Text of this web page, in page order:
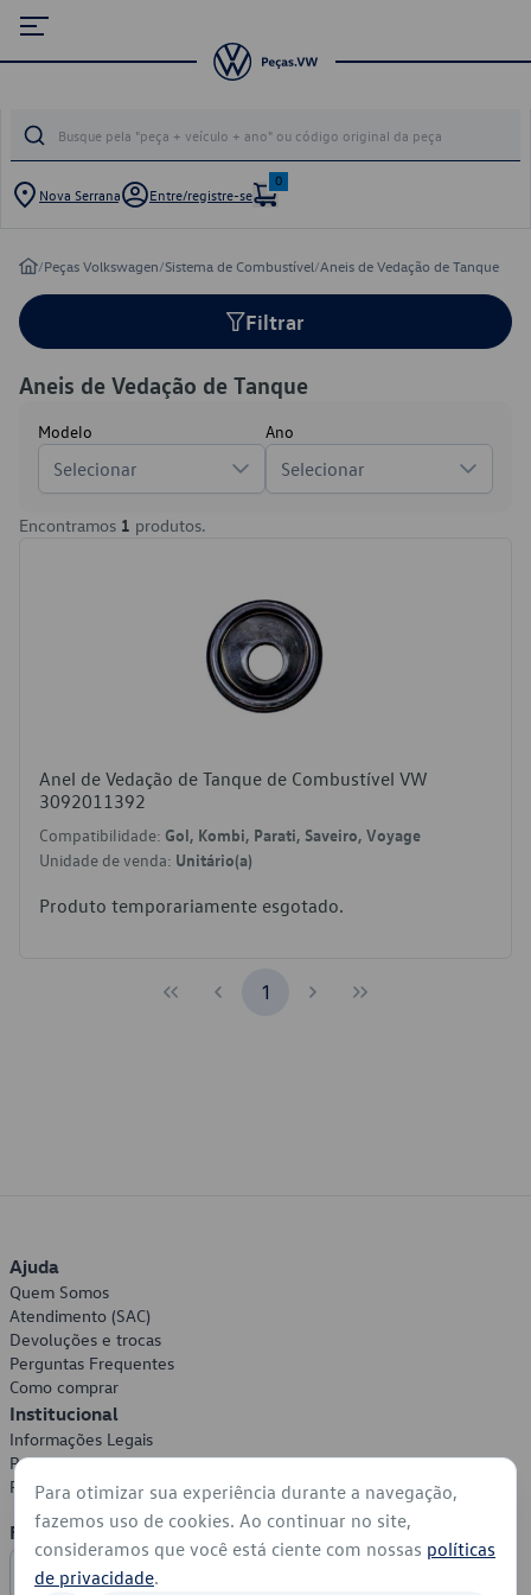
Nova Serrana Entre/registre-se
0
/Peças Volkswagen/Sistema de Combustível/Aneis de Vedação de Tanque
Filtrar
Aneis de Vedação de Tanque
Modelo
Selecionar
Ano
Selecionar
Encontramos 1 produtos.
Anel de Vedação de Tanque de Combustível VW
3092011392
Compatibilidade: Gol, Kombi, Parati, Saveiro, Voyage
Unidade de venda: Unitário(a)
Produto temporariamente esgotado.
1
Ajuda
Quem Somos
Atendimento (SAC)
Devoluções e trocas
Perguntas Frequentes
Como comprar
Institucional
Informações Legais
Política de Privacidade
Política de Cookies
Formas de Pagamento
Para otimizar sua experiência durante a navegação,
fazemos uso de cookies. Ao continuar no site,
consideramos que você está ciente com nossas políticas
de privacidade.